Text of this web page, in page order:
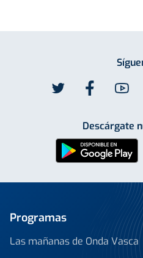
Descárgate
Programas
Las mañanas de Onda Vasca